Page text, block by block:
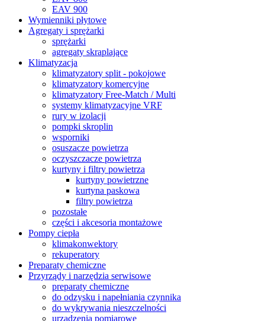
EAV 900
Wymienniki płytowe
Agregaty i sprężarki
sprężarki
agregaty skraplające
Klimatyzacja
klimatyzatory split - pokojowe
klimatyzatory komercyjne
klimatyzatory Free-Match / Multi
systemy klimatyzacyjne VRF
rury w izolacji
pompki skroplin
wsporniki
osuszacze powietrza
oczyszczacze powietrza
kurtyny i filtry powietrza
kurtyny powietrzne
kurtyna paskowa
filtry powietrza
pozostałe
części i akcesoria montażowe
Pompy ciepła
klimakonwektory
rekuperatory
Preparaty chemiczne
Przyrządy i narzędzia serwisowe
preparaty chemiczne
do odzysku i napełniania czynnika
do wykrywania nieszczelności
urządzenia pomiarowe